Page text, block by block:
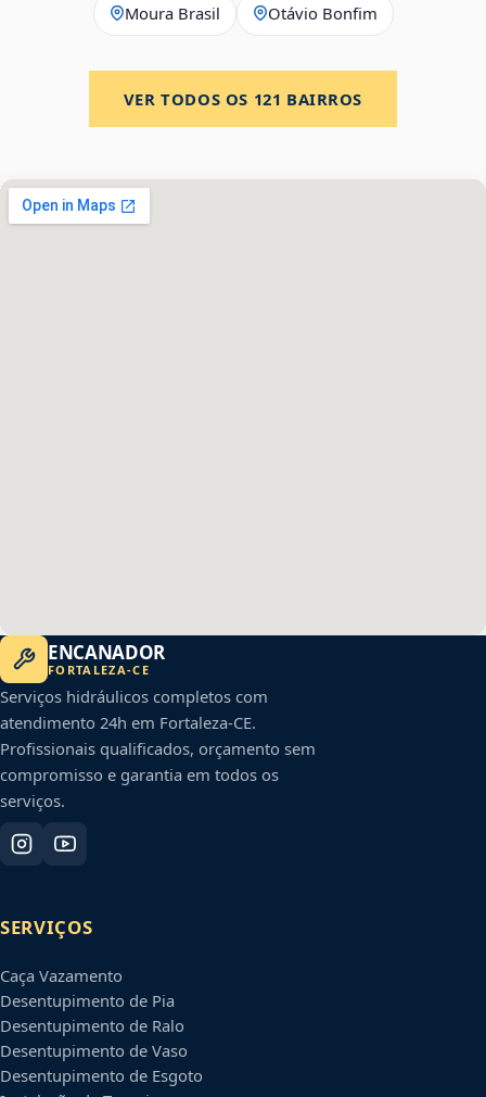
Moura Brasil Otávio Bonfim
VER TODOS OS 121 BAIRROS
ENCANADOR
FORTALEZA-CE
Serviços hidráulicos completos com
atendimento 24h em Fortaleza-CE.
Profissionais qualificados, orçamento sem
compromisso e garantia em todos os
serviços.
SERVIÇOS
Caça Vazamento
Desentupimento de Pia
Desentupimento de Ralo
Desentupimento de Vaso
Desentupimento de Esgoto